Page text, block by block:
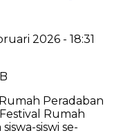
2026 - 18:31
Rumah Peradaban
Rumah
siswi se-